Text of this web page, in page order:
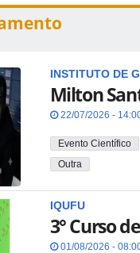
INSTITUTO DE
Milton
22/07/2026 -
Evento Científico
Outra
IQUFU
3° Curso
01/08/2026 -